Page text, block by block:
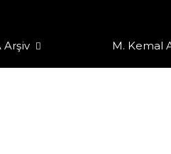
Arşiv M. Kemal